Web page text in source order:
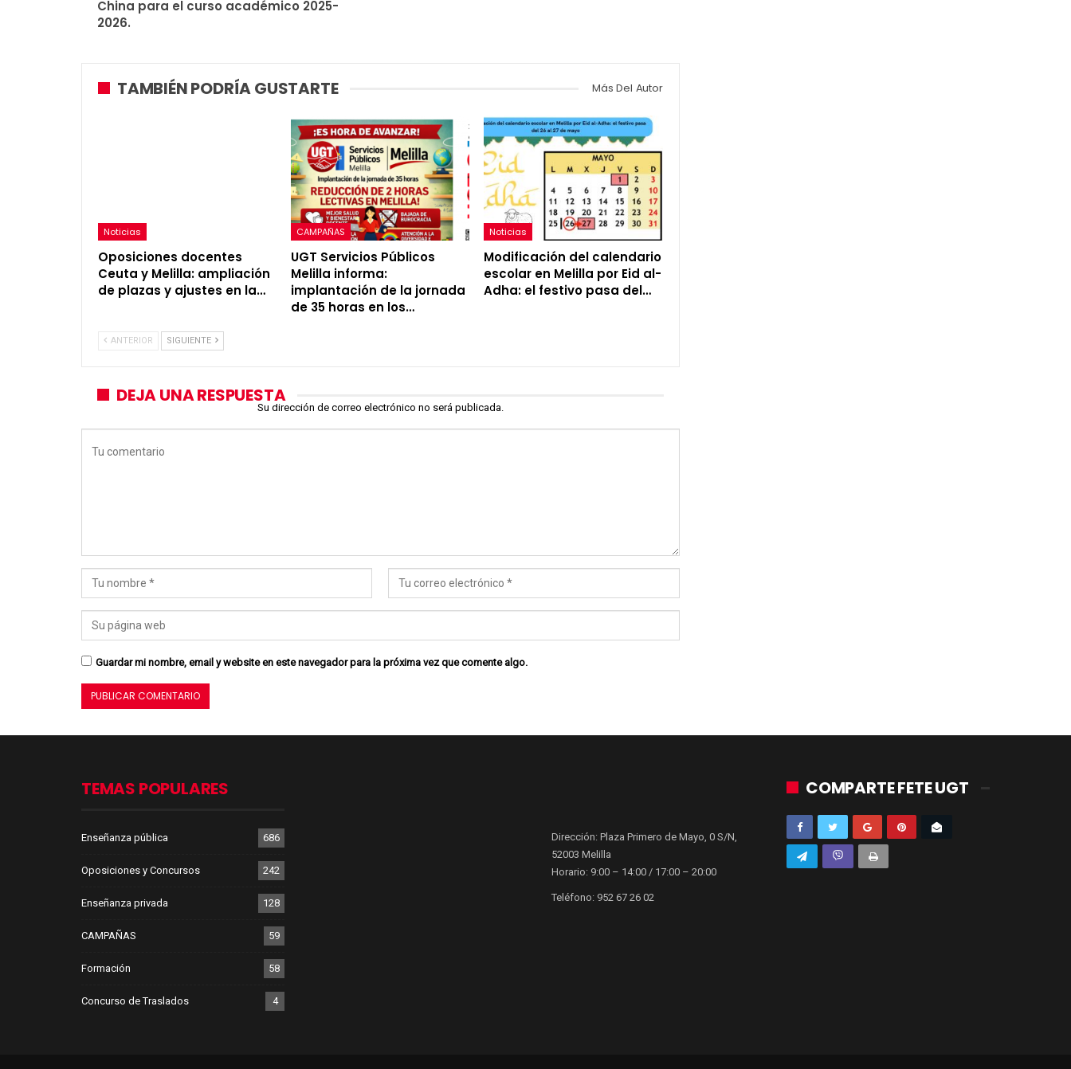
China para el curso académico 2025-
2026.
TAMBIÉN PODRÍA GUSTARTE Más Del Autor
Noticias
Oposiciones docentes
Ceuta y Melilla: ampliación
de plazas y ajustes en la…
CAMPAÑAS
UGT Servicios Públicos
Melilla informa:
implantación de la jornada
de 35 horas en los…
Noticias
Modificación del calendario
escolar en Melilla por Eid al-
Adha: el festivo pasa del…
ANTERIOR SIGUIENTE
DEJA UNA RESPUESTA
Su dirección de correo electrónico no será publicada.
Guardar mi nombre, email y website en este navegador para la próxima vez que comente algo.
TEMAS POPULARES
Enseñanza pública 686
Oposiciones y Concursos 242
Enseñanza privada 128
CAMPAÑAS 59
Formación 58
Concurso de Traslados 4
Dirección: Plaza Primero de Mayo, 0 S/N,
52003 Melilla
Horario: 9:00 – 14:00 / 17:00 – 20:00
Teléfono: 952 67 26 02
COMPARTE FETE UGT